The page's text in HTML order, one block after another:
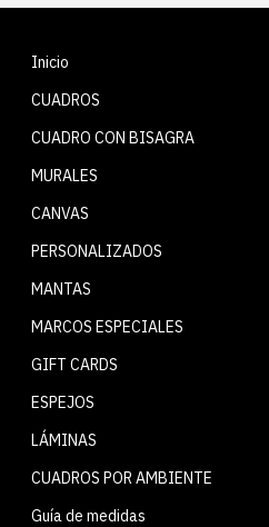
Inicio
CUADROS
CUADRO CON BISAGRA
MURALES
CANVAS
PERSONALIZADOS
MANTAS
MARCOS ESPECIALES
GIFT CARDS
ESPEJOS
LÁMINAS
CUADROS POR AMBIENTE
Guía de medidas